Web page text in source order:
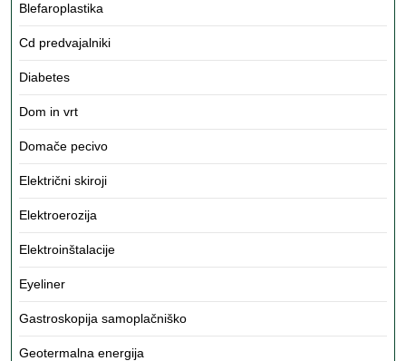
Blefaroplastika
Cd predvajalniki
Diabetes
Dom in vrt
Domače pecivo
Električni skiroji
Elektroerozija
Elektroinštalacije
Eyeliner
Gastroskopija samoplačniško
Geotermalna energija